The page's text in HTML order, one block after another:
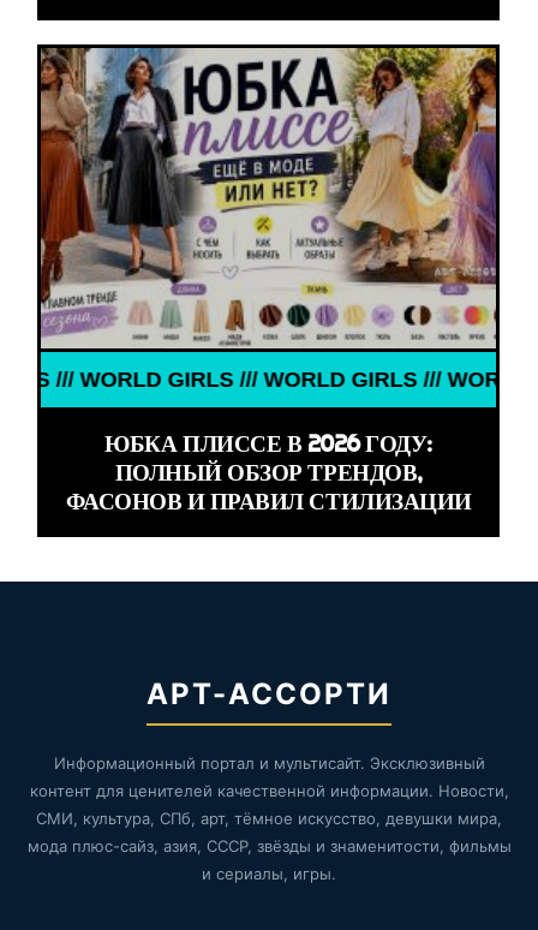
GIRLS /// WORLD GIRLS /// WORLD GIRLS ///
ЮБКА ПЛИССЕ В 2026 ГОДУ:
ПОЛНЫЙ ОБЗОР ТРЕНДОВ,
ФАСОНОВ И ПРАВИЛ СТИЛИЗАЦИИ
АРТ-АССОРТИ
Информационный портал и мультисайт. Эксклюзивный
контент для ценителей качественной информации. Новости,
СМИ, культура, СПб, арт, тёмное искусство, девушки мира,
мода плюс-сайз, азия, СССР, звёзды и знаменитости, фильмы
и сериалы, игры.